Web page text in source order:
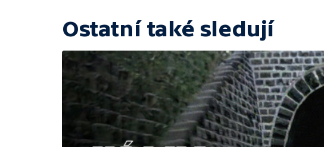
Ostatní také sledují